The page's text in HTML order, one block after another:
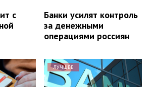
с
Банки усилят контроль
за денежными
операциями россиян
ЛУЧШЕЕ